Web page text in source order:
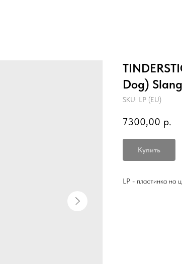
Dog)
SKU: LP (EU)
7300,00 р.
Купить
LP - пластинка на